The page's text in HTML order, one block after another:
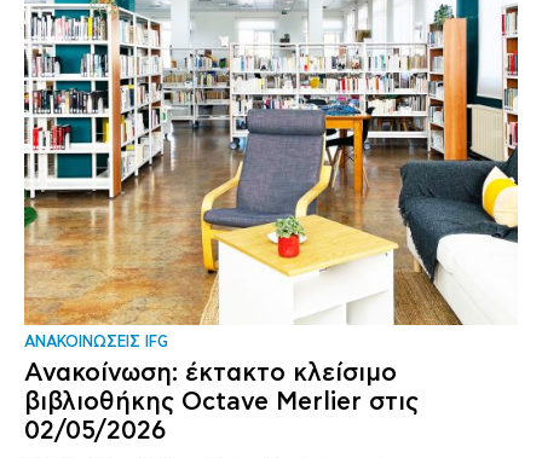
ΑΝΑΚΟΙΝΩΣΕΙΣ IFG
Ανακοίνωση: έκτακτο κλείσιμο
βιβλιοθήκης Octave Merlier στις
02/05/2026